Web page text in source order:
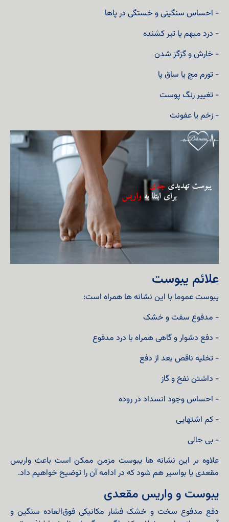
- احساس سنگینی و خستگی در پاها
- درد مبهم یا تیر کشنده
- خارش و گزگز شدن
- تورم مچ یا ساق پا
- تغییر رنگ پوست
- زخم یا عفونت
علائم یبوست
یبوست عموما با این نشانه ها همراه است:
- مدفوع سفت و خشک
- دفع دشوار و گاهی همراه با درد مدفوع
- تخلیه ناقص بعد از دفع
- داشتن نفخ و گاز
- احساس وجود انسداد در روده
- کم اشتهایی
- بی حالی
علاوه بر این نشانه ها یبوست مزمن ممکن است باعث واریس
مقعدی یا بواسیر هم شود که در ادامه آن را توضیح خواهیم داد.
یبوست و واریس مقعدی
دفع مدفوع سخت و خشک فشار مکانیکی فوق‌العاده سنگین و